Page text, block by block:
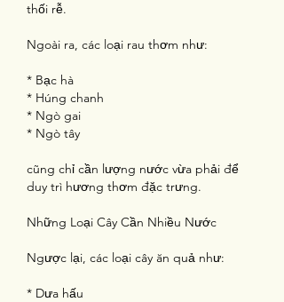
thối rễ.
Ngoài ra, các loại rau thơm như:
* Bạc hà
* Húng chanh
* Ngò gai
* Ngò tây
cũng chỉ cần lượng nước vừa phải để
duy trì hương thơm đặc trưng.
Những Loại Cây Cần Nhiều Nước
Ngược lại, các loại cây ăn quả như:
* Dưa hấu